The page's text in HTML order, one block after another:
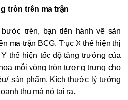
tròn trên ma trận
trên, bạn tiến hành vẽ sản
ma trận BCG. Trục X thể hiện thị
thể hiện tốc độ tăng trưởng của
mỗi vòng tròn tượng trưng cho
sản phẩm. Kích thước lý tưởng
thu mà nó tại ra.